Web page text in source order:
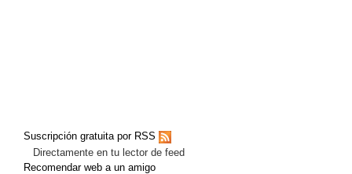
Suscripción gratuita por RSS
Directamente en tu lector de feed
Recomendar web a un amigo